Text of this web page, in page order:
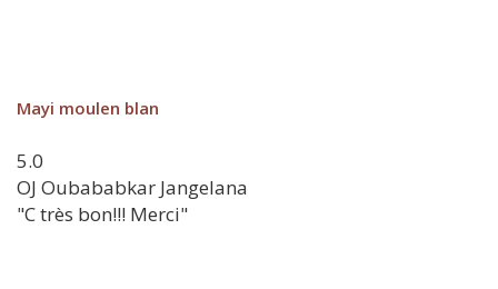
Mayi moulen blan
5.0
OJ Oubababkar Jangelana
"C très bon!!! Merci"